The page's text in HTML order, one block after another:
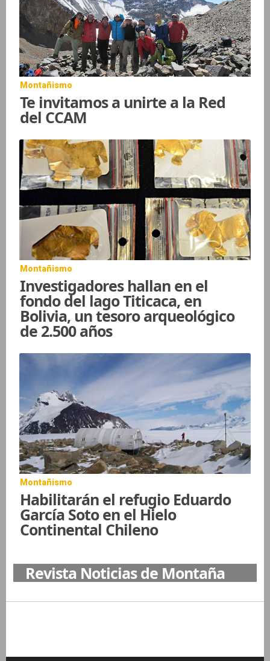
Montañismo
Te invitamos a unirte a la Red
del CCAM
Montañismo
Investigadores hallan en el
fondo del lago Titicaca, en
Bolivia, un tesoro arqueológico
de 2.500 años
Montañismo
Habilitarán el refugio Eduardo
García Soto en el Hielo
Continental Chileno
Revista Noticias de Montaña